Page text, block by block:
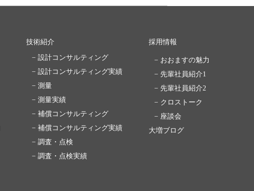
技術紹介
− 設計コンサルティング
− 設計コンサルティング実績
− 測量
− 測量実績
− 補償コンサルティング
− 補償コンサルティング実績
− 調査・点検
− 調査・点検実績
採用情報
− おおますの魅力
− 先輩社員紹介1
− 先輩社員紹介2
− クロストーク
− 座談会
大増ブログ